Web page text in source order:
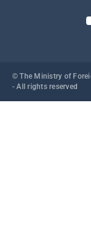
© The Ministry of
- All rights reserved